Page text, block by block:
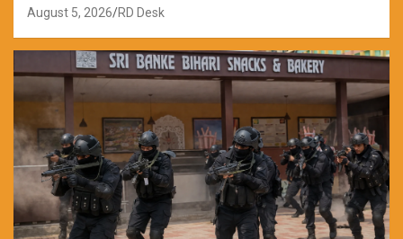
August 5, 2026 RD Desk